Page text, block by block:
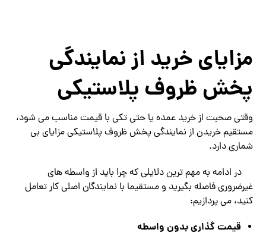
مزایای خرید از نمایندگی
پخش ظروف پلاستیکی
وقتی صحبت از خرید عمده یا حتی تکی با قیمت مناسب می ‌شود،
مستقیم خریدن از نمایندگی پخش ظروف پلاستیکی مزایای بی‌
شماری دارد.
در ادامه به مهم ‌ترین دلایلی که چرا باید از واسطه‌ های
غیرضروری فاصله بگیرید و مستقیما با نمایندگان اصلی کار تعامل
کنید، می‌ پردازیم:
قیمت ‌گذاری بدون واسطه